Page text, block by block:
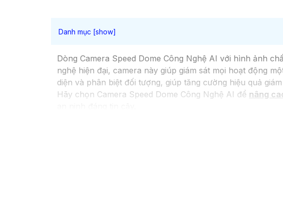
Dòng Camera Speed Dome Công Nghệ AI với hình ảnh
nghệ hiện đại, camera này giúp giám sát mọi hoạt động
diện và phân biệt đối tượng, giúp tăng cường hiệu quả
Hãy chọn Camera Speed Dome Công Nghệ AI để nâng